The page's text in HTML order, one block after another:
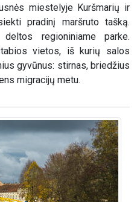
miestelyje Kuršmarių ir
pradinį maršruto tašką.
regioniniame parke.
vietos, iš kurių salos
gyvūnus: stirnas, briedžius
migracijų metu.